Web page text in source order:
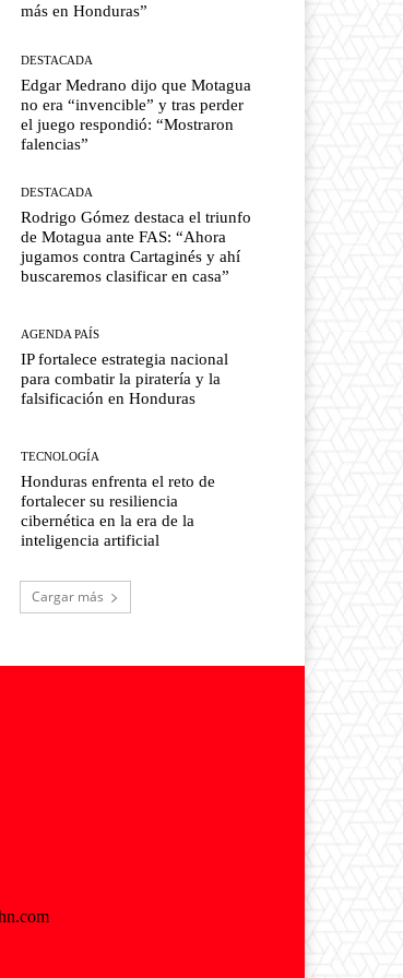
más en Honduras”
DESTACADA
Edgar Medrano dijo que Motagua
no era “invencible” y tras perder
el juego respondió: “Mostraron
falencias”
DESTACADA
Rodrigo Gómez destaca el triunfo
de Motagua ante FAS: “Ahora
jugamos contra Cartaginés y ahí
buscaremos clasificar en casa”
AGENDA PAÍS
IP fortalece estrategia nacional
para combatir la piratería y la
falsificación en Honduras
TECNOLOGÍA
Honduras enfrenta el reto de
fortalecer su resiliencia
cibernética en la era de la
inteligencia artificial
Cargar más